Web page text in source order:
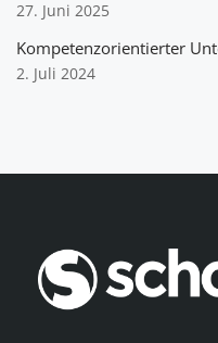
27. Juni 2025
Kompetenzorientierter
2. Juli 2024